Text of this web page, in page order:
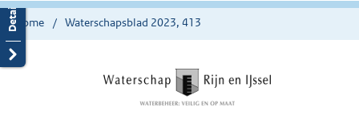
Home Waterschapsblad 2023, 413